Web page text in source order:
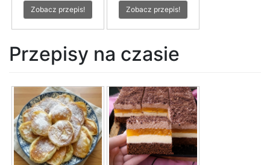
Zobacz przepis! Zobacz przepis!
Przepisy na czasie